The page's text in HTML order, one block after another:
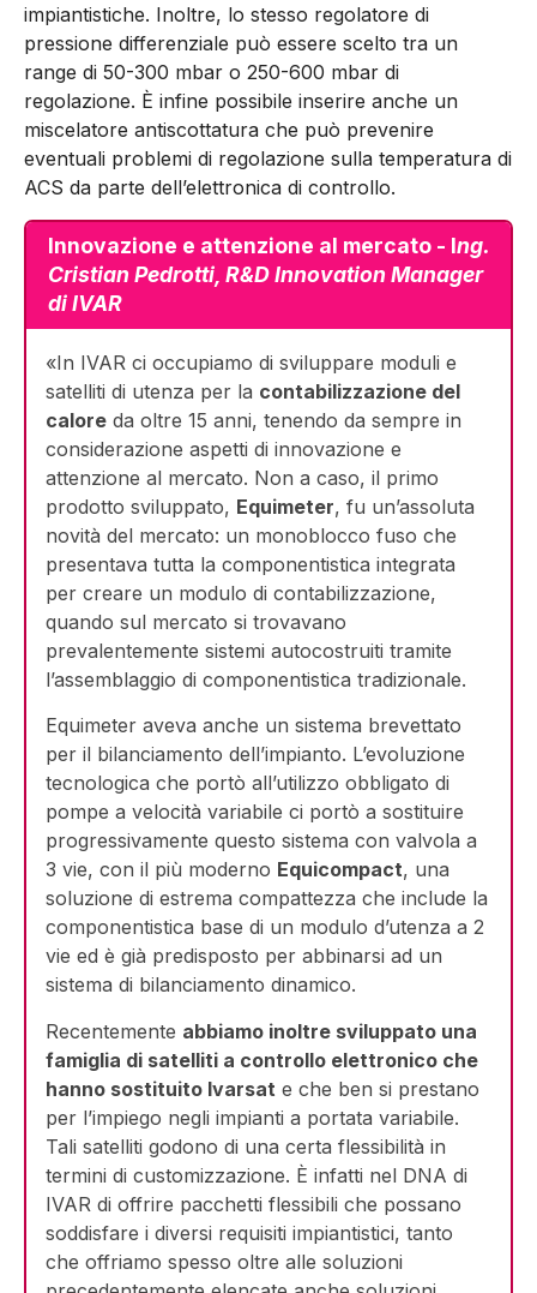
impiantistiche. Inoltre, lo stesso regolatore di
pressione differenziale può essere scelto tra un
range di 50-300 mbar o 250-600 mbar di
regolazione. È infine possibile inserire anche un
miscelatore antiscottatura che può prevenire
eventuali problemi di regolazione sulla temperatura di
ACS da parte dell’elettronica di controllo.
Innovazione e attenzione al mercato - Ing.
Cristian Pedrotti, R&D Innovation Manager
di IVAR
«In IVAR ci occupiamo di sviluppare moduli e
satelliti di utenza per la contabilizzazione del
calore da oltre 15 anni, tenendo da sempre in
considerazione aspetti di innovazione e
attenzione al mercato. Non a caso, il primo
prodotto sviluppato, Equimeter, fu un’assoluta
novità del mercato: un monoblocco fuso che
presentava tutta la componentistica integrata
per creare un modulo di contabilizzazione,
quando sul mercato si trovavano
prevalentemente sistemi autocostruiti tramite
l’assemblaggio di componentistica tradizionale.
Equimeter aveva anche un sistema brevettato
per il bilanciamento dell’impianto. L’evoluzione
tecnologica che portò all’utilizzo obbligato di
pompe a velocità variabile ci portò a sostituire
progressivamente questo sistema con valvola a
3 vie, con il più moderno Equicompact, una
soluzione di estrema compattezza che include la
componentistica base di un modulo d’utenza a 2
vie ed è già predisposto per abbinarsi ad un
sistema di bilanciamento dinamico.
Recentemente abbiamo inoltre sviluppato una
famiglia di satelliti a controllo elettronico che
hanno sostituito Ivarsat e che ben si prestano
per l’impiego negli impianti a portata variabile.
Tali satelliti godono di una certa flessibilità in
termini di customizzazione. È infatti nel DNA di
IVAR di offrire pacchetti flessibili che possano
soddisfare i diversi requisiti impiantistici, tanto
che offriamo spesso oltre alle soluzioni